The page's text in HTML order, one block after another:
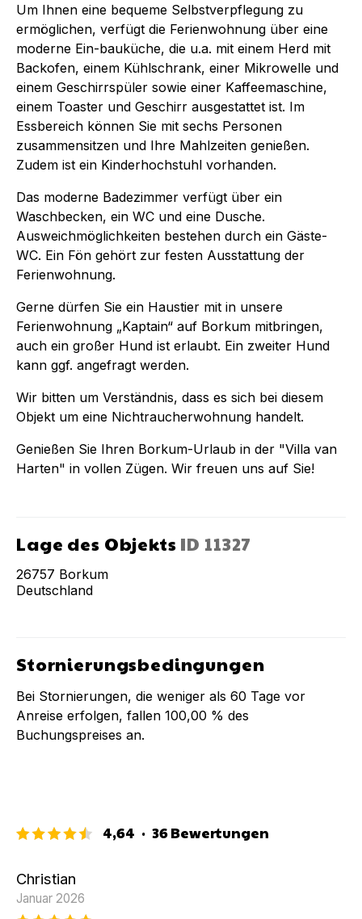
Um Ihnen eine bequeme Selbstverpflegung zu
ermöglichen, verfügt die Ferienwohnung über eine
moderne Ein-bauküche, die u.a. mit einem Herd mit
Backofen, einem Kühlschrank, einer Mikrowelle und
einem Geschirrspüler sowie einer Kaffeemaschine,
einem Toaster und Geschirr ausgestattet ist. Im
Essbereich können Sie mit sechs Personen
zusammensitzen und Ihre Mahlzeiten genießen.
Zudem ist ein Kinderhochstuhl vorhanden.
Das moderne Badezimmer verfügt über ein
Waschbecken, ein WC und eine Dusche.
Ausweichmöglichkeiten bestehen durch ein Gäste-
WC. Ein Fön gehört zur festen Ausstattung der
Ferienwohnung.
Gerne dürfen Sie ein Haustier mit in unsere
Ferienwohnung „Kaptain“ auf Borkum mitbringen,
auch ein großer Hund ist erlaubt. Ein zweiter Hund
kann ggf. angefragt werden.
Wir bitten um Verständnis, dass es sich bei diesem
Objekt um eine Nichtraucherwohnung handelt.
Genießen Sie Ihren Borkum-Urlaub in der "Villa van
Harten" in vollen Zügen. Wir freuen uns auf Sie!
Lage des Objekts ID 11327
26757 Borkum
Deutschland
Stornierungsbedingungen
Bei Stornierungen, die weniger als 60 Tage vor
Anreise erfolgen, fallen 100,00 % des
Buchungspreises an.
4,64 · 36Bewertungen
Christian
Januar 2026